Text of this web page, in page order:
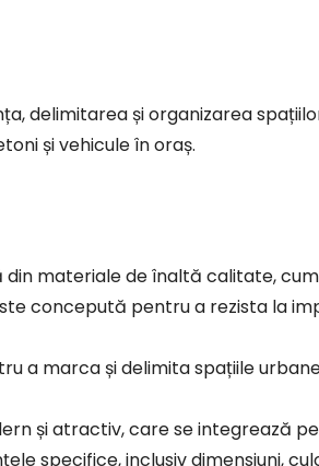
și vehicule în oraș.
materiale de înaltă calitate,
concepută pentru a rezista la
a marca și delimita spațiile
și atractiv, care se integrează
specifice, inclusiv dimensiuni,